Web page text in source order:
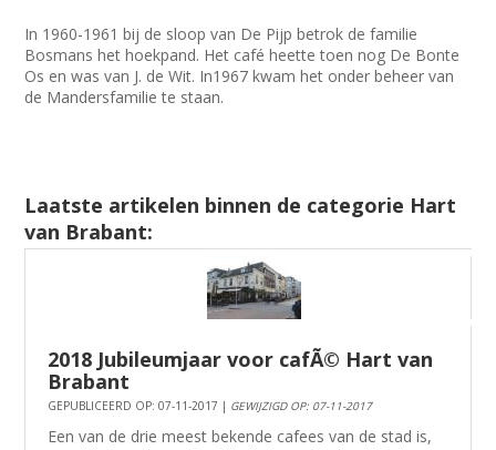
In 1960-1961 bij de sloop van De Pijp betrok de familie
Bosmans het hoekpand. Het café heette toen nog De Bonte
Os en was van J. de Wit. In1967 kwam het onder beheer van
de Mandersfamilie te staan.
Laatste artikelen binnen de categorie Hart
van Brabant:
2018 Jubileumjaar voor cafÃ© Hart van
Brabant
GEPUBLICEERD OP: 07-11-2017 | GEWIJZIGD OP: 07-11-2017
Een van de drie meest bekende cafees van de stad is,